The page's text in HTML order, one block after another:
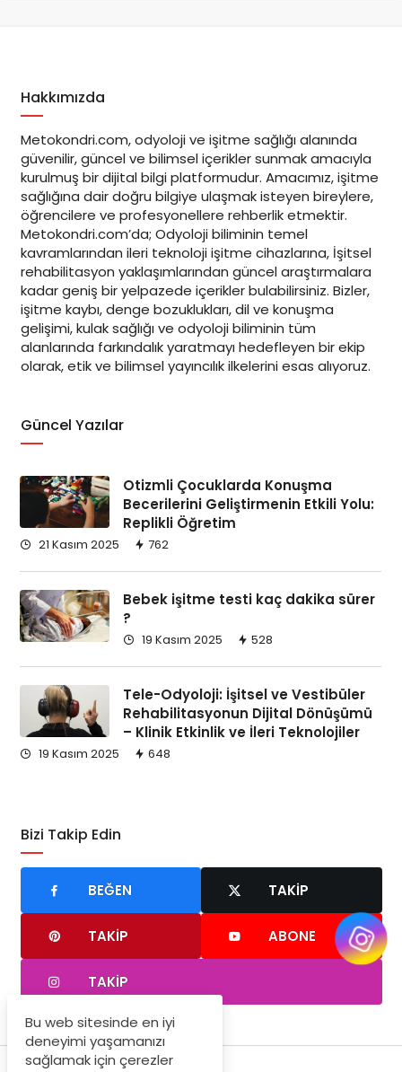
Hakkımızda
Metokondri.com, odyoloji ve işitme sağlığı alanında
güvenilir, güncel ve bilimsel içerikler sunmak amacıyla
kurulmuş bir dijital bilgi platformudur. Amacımız, işitme
sağlığına dair doğru bilgiye ulaşmak isteyen bireylere,
öğrencilere ve profesyonellere rehberlik etmektir.
Metokondri.com’da; Odyoloji biliminin temel
kavramlarından ileri teknoloji işitme cihazlarına, İşitsel
rehabilitasyon yaklaşımlarından güncel araştırmalara
kadar geniş bir yelpazede içerikler bulabilirsiniz. Bizler,
işitme kaybı, denge bozuklukları, dil ve konuşma
gelişimi, kulak sağlığı ve odyoloji biliminin tüm
alanlarında farkındalık yaratmayı hedefleyen bir ekip
olarak, etik ve bilimsel yayıncılık ilkelerini esas alıyoruz.
Güncel Yazılar
Otizmli Çocuklarda Konuşma
Becerilerini Geliştirmenin Etkili Yolu:
Replikli Öğretim
21 Kasım 2025 762
Bebek işitme testi kaç dakika sürer
?
19 Kasım 2025 528
Tele-Odyoloji: İşitsel ve Vestibüler
Rehabilitasyonun Dijital Dönüşümü
– Klinik Etkinlik ve İleri Teknolojiler
19 Kasım 2025 648
Bizi Takip Edin
BEĞEN TAKIP
TAKIP ABONE
TAKIP
Bu web sitesinde en iyi
deneyimi yaşamanızı
sağlamak için çerezler